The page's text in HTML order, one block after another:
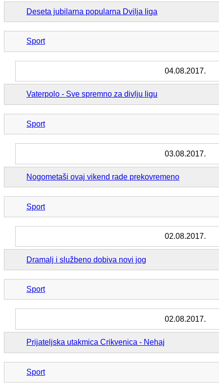
Deseta jubilarna popularna Dvilja liga
Sport
04.08.2017.
Vaterpolo - Sve spremno za divlju ligu
Sport
03.08.2017.
Nogometaši ovaj vikend rade prekovremeno
Sport
02.08.2017.
Dramalj i službeno dobiva novi jog
Sport
02.08.2017.
Prijateljska utakmica Crikvenica - Nehaj
Sport